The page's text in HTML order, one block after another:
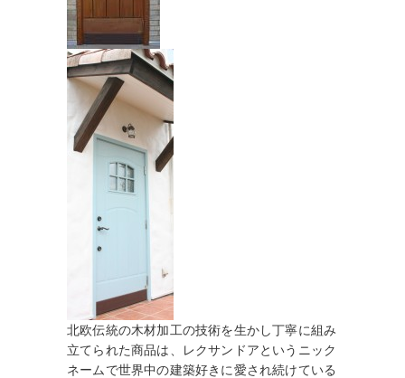
北欧伝統の木材加工の技術を生かし丁寧に組み
立てられた商品は、レクサンドアというニック
ネームで世界中の建築好きに愛され続けている